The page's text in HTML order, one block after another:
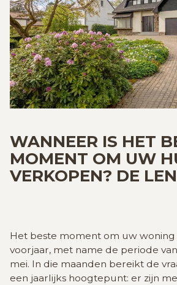
HUIZEN ALERT
WANNEER IS HET
MOMENT OM UW
VERKOPEN? DE
Het beste moment om uw
voorjaar, met name de periode
mei. In die maanden bereikt de
een jaarlijks hoogtepunt: er zijn